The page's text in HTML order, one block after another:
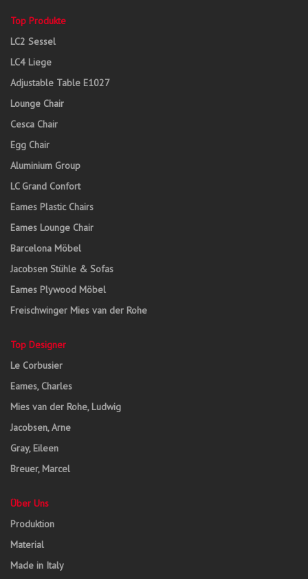
Top Produkte
LC2 Sessel
LC4 Liege
Adjustable Table E1027
Lounge Chair
Cesca Chair
Egg Chair
Aluminium Group
LC Grand Confort
Eames Plastic Chairs
Eames Lounge Chair
Barcelona Möbel
Jacobsen Stühle & Sofas
Eames Plywood Möbel
Freischwinger Mies van der Rohe
Top Designer
Le Corbusier
Eames, Charles
Mies van der Rohe, Ludwig
Jacobsen, Arne
Gray, Eileen
Breuer, Marcel
Über Uns
Produktion
Material
Made in Italy